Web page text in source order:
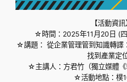
【活動資訊
☆時間：2025年11月20日 (
☆講題： 從企業管理管到知識轉譯
找到產業定
☆主講人：方君竹（獨立媒體《
☆活動地點：樸